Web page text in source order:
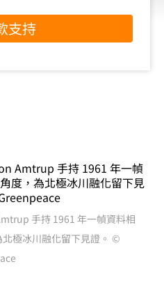
支持
手持 1961 年一幀資料相
極冰川融化留下見證。 ©